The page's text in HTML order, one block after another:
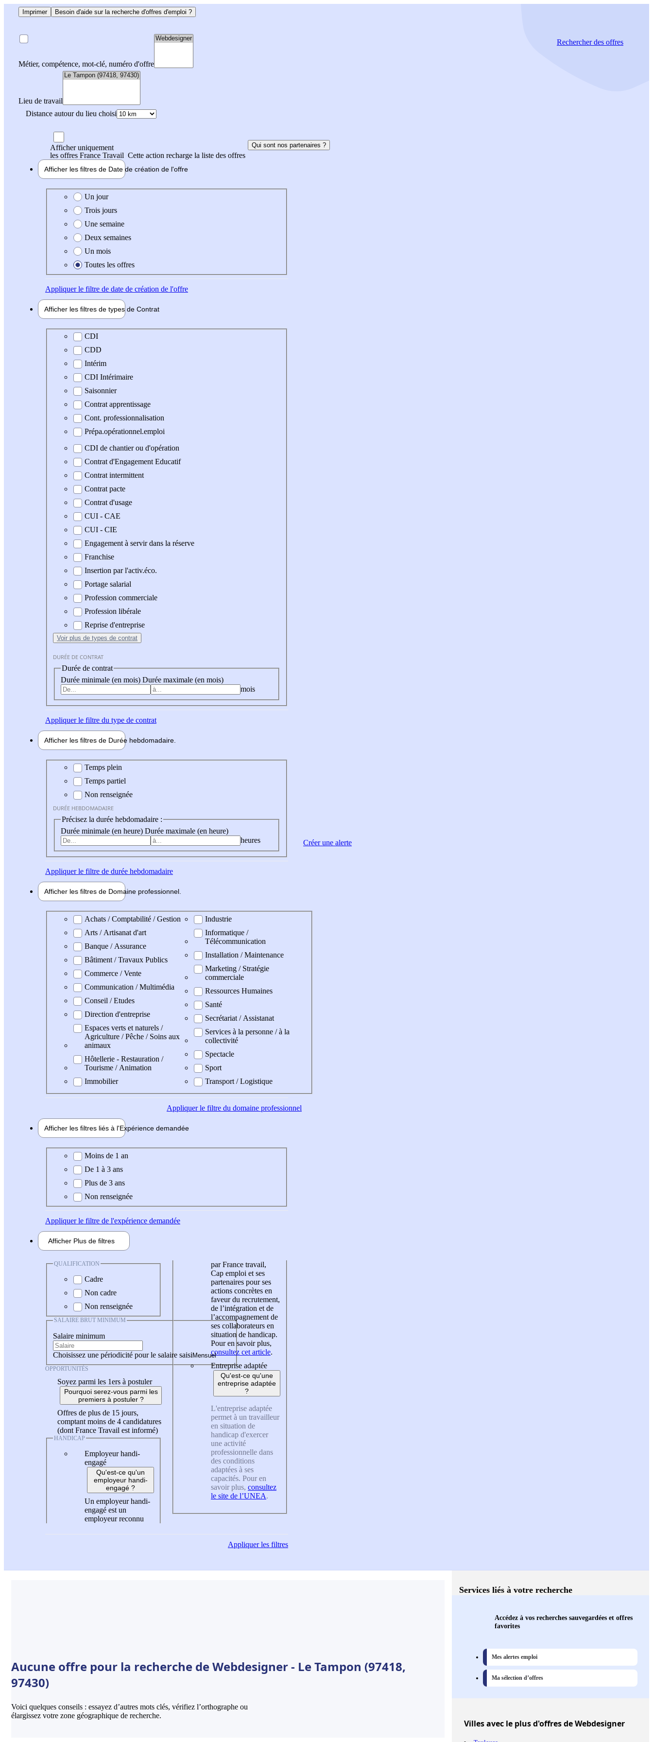
Imprimer Besoin d'aide sur la recherche d'offres d'emploi ?
Métier, compétence, mot-clé, numéro d'offre
Lieu de travail
Distance autour du lieu choisi
Rechercherdes offres
Afficher uniquement
les offres France Travail Cette action recharge la liste des offres
Qui sont nos partenaires ?
Afficher les filtres de Date de création de l'offre
Date de création de l'offre
Un jour
Trois jours
Une semaine
Deux semaines
Un mois
Toutes les offres
Appliquerle filtre de date de création de l'offre
Afficher les filtres de types de Contrat
Type de contrat
CDI
CDD
Intérim
CDI Intérimaire
Saisonnier
Contrat apprentissage
Cont. professionnalisation
Prépa.opérationnel.emploi
CDI de chantier ou d'opération
Contrat d'Engagement Educatif
Contrat intermittent
Contrat pacte
Contrat d'usage
CUI - CAE
CUI - CIE
Engagement à servir dans la réserve
Franchise
Insertion par l'activ.éco.
Portage salarial
Profession commerciale
Profession libérale
Reprise d'entreprise
Voir plus de types de contrat
DURÉE DE CONTRAT
Durée de contrat
Durée minimale (en mois) Durée maximale (en mois)
mois
Appliquerle filtre du type de contrat
Afficher les filtres de Durée hebdomadaire
Durée hebdomadaire
Temps plein
Temps partiel
Non renseignée
DURÉE HEBDOMADAIRE
Précisez la durée hebdomadaire :
Durée minimale (en heure) Durée maximale (en heure)
heures
Appliquerle filtre de durée hebdomadaire
Afficher les filtres de Domaine professionnel
Domaine professionel
Achats / Comptabilité / Gestion
Arts / Artisanat d'art
Banque / Assurance
Bâtiment / Travaux Publics
Commerce / Vente
Communication / Multimédia
Conseil / Etudes
Direction d'entreprise
Espaces verts et naturels /
Agriculture / Pêche / Soins aux
animaux
Hôtellerie - Restauration /
Tourisme / Animation
Immobilier
Industrie
Informatique /
Télécommunication
Installation / Maintenance
Marketing / Stratégie
commerciale
Ressources Humaines
Santé
Secrétariat / Assistanat
Services à la personne / à la
collectivité
Spectacle
Sport
Transport / Logistique
Appliquerle filtre du domaine professionnel
Afficher les filtres liés à l'Expérience demandée
Expérience demandée
Moins de 1 an
De 1 à 3 ans
Plus de 3 ans
Non renseignée
Appliquerle filtre de l'expérience demandée
Afficher Plus de filtres
QUALIFICATION
Cadre
Non cadre
Non renseignée
SALAIRE BRUT MINIMUM
Salaire minimum
Choisissez une périodicité pour le salaire saisi
OPPORTUNITÉS
Soyez parmi les 1ers à postuler
Pourquoi serez-vous parmi les
premiers à postuler ?
Offres de plus de 15 jours,
comptant moins de 4 candidatures
(dont France Travail est informé)
HANDICAP
Employeur handi-
engagé
Qu'est-ce qu'un
employeur handi-
engagé ?
Un employeur handi-
engagé est un
employeur reconnu
par France travail,
Cap emploi et ses
partenaires pour ses
actions concrètes en
faveur du recrutement,
de l’intégration et de
l’accompagnement de
ses collaborateurs en
situation de handicap.
Pour en savoir plus,
consultez cet article.
Entreprise adaptée
Qu'est-ce qu'une
entreprise adaptée
?
L'entreprise adaptée
permet à un travailleur
en situation de
handicap d'exercer
une activité
professionnelle dans
des conditions
adaptées à ses
capacités. Pour en
savoir plus, consultez
le site de l’UNEA.
Appliquerles filtres
Créer une alerte
Aucune offre pour la recherche de Webdesigner - Le Tampon (97418,
97430)
Voici quelques conseils : essayez d’autres mots clés, vérifiez l’orthographe ou
élargissez votre zone géographique de recherche.
Services liés à votre recherche
Accédez à vos recherches sauvegardées et offres
favorites
Mes alertes emploi
Ma sélection d’offres
Villesavec le plus d'offres de Webdesigner